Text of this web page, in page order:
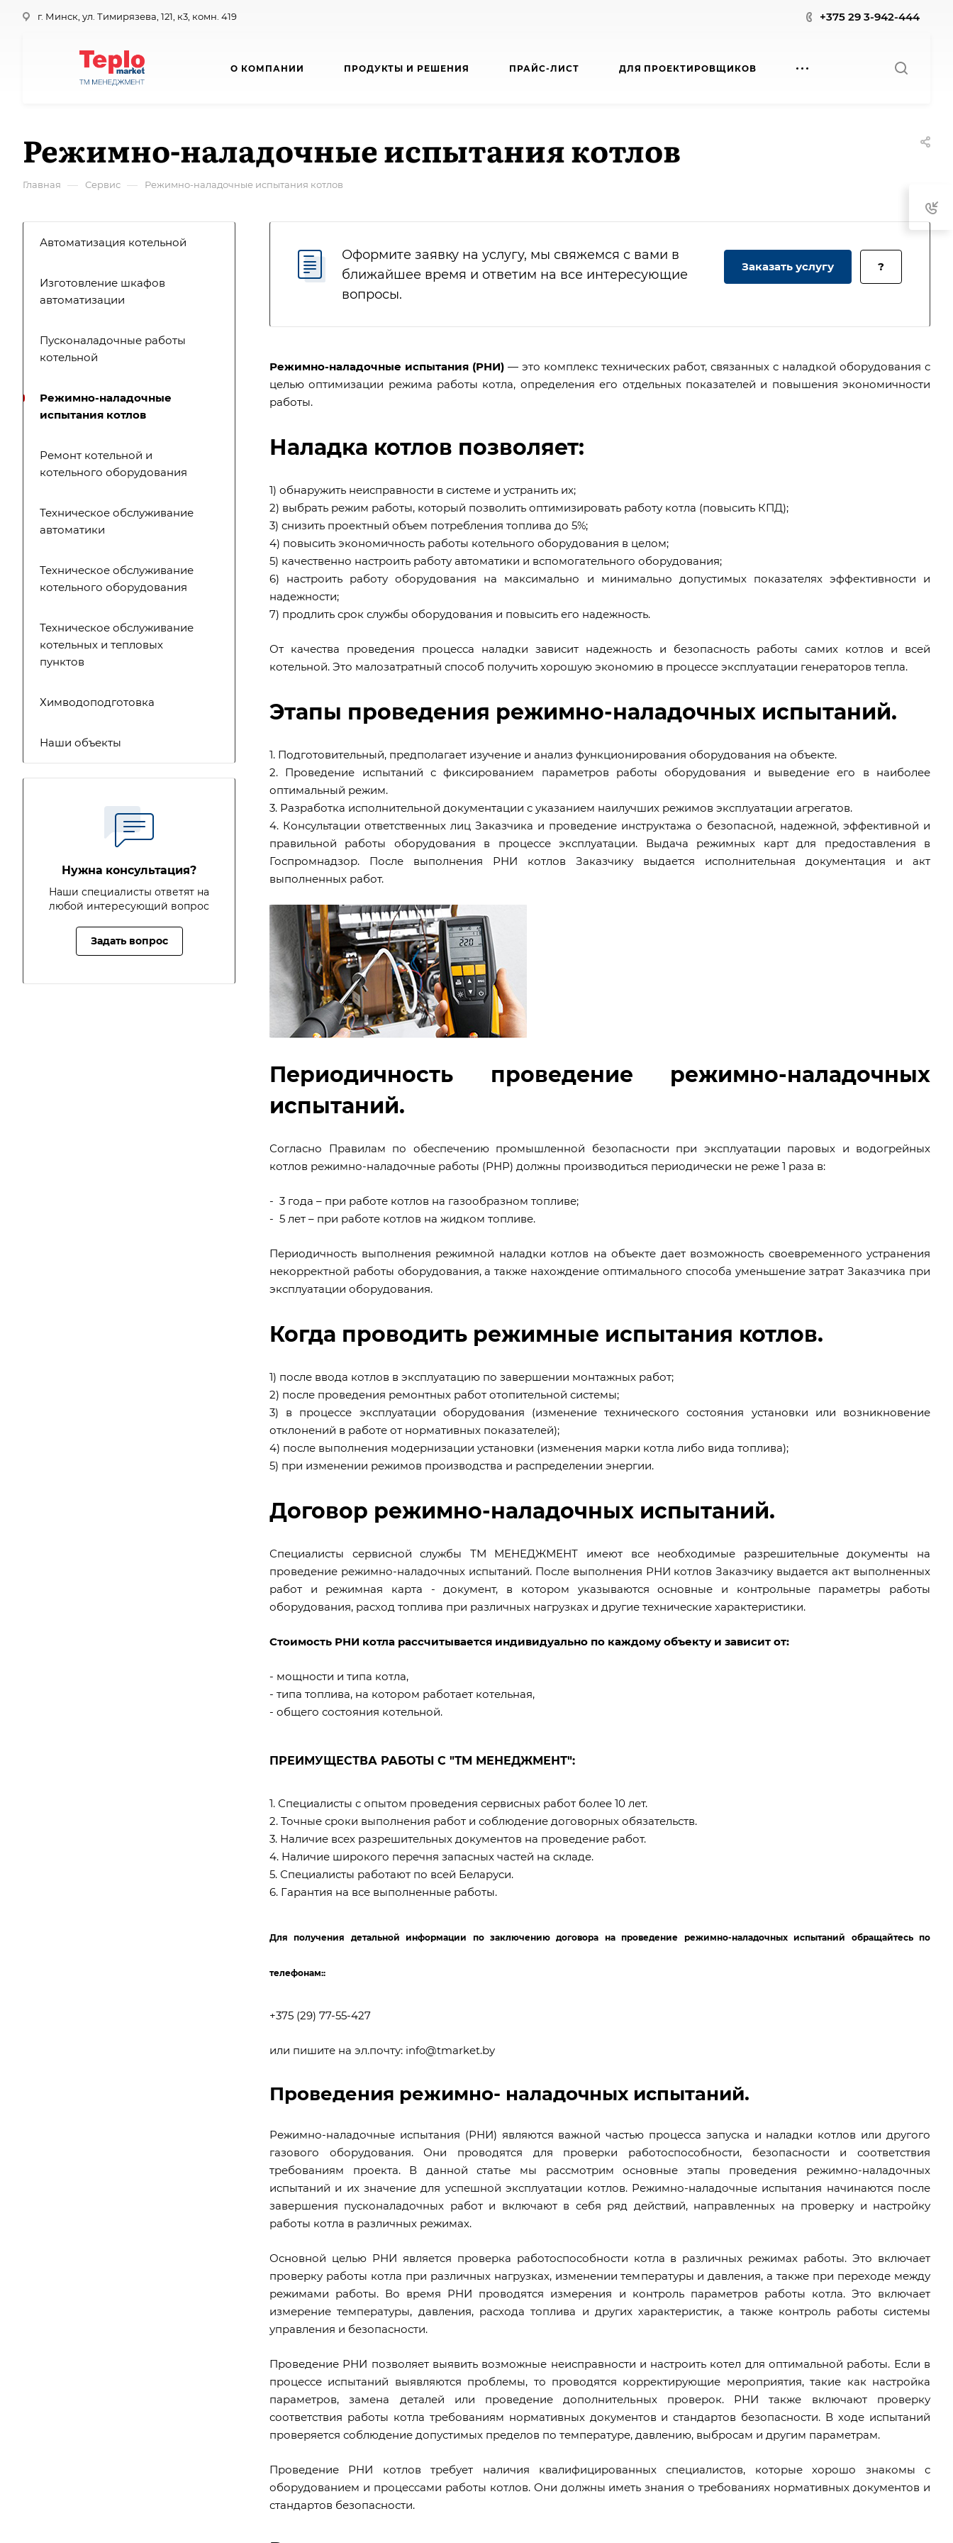
г. Минск, ул. Тимирязева, 121, к3, комн. 419 +375 29 3-942-444
О КОМПАНИИ ПРОДУКТЫ И РЕШЕНИЯ ПРАЙС-ЛИСТ ДЛЯ ПРОЕКТИРОВЩИКОВ
Режимно-наладочные испытания котлов
Главная — Сервис — Режимно-наладочные испытания котлов
Оформите заявку на услугу, мы свяжемся с вами в
ближайшее время и ответим на все интересующие
вопросы.
Заказать услугу ?
Режимно-наладочные испытания (РНИ)— это комплекс технических работ, связанных с наладкой оборудования с
целью оптимизации режима работы котла, определения его отдельных показателей и повышения экономичности
работы.
Наладка котлов позволяет:
1) обнаружить неисправности в системе и устранить их;
2) выбрать режим работы, который позволить оптимизировать работу котла (повысить КПД);
3) снизить проектный объем потребления топлива до 5%;
4) повысить экономичность работы котельного оборудования в целом;
5) качественно настроить работу автоматики и вспомогательного оборудования;
6) настроить работу оборудования на максимально и минимально допустимых показателях эффективности и
надежности;
7) продлить срок службы оборудования и повысить его надежность.
От качества проведения процесса наладки зависит надежность и безопасность работы самих котлов и всей
котельной. Это малозатратный способ получить хорошую экономию в процессе эксплуатации генераторов тепла.
Этапы проведения режимно-наладочных испытаний.
1. Подготовительный, предполагает изучение и анализ функционирования оборудования на объекте.
2. Проведение испытаний с фиксированием параметров работы оборудования и выведение его в наиболее
оптимальный режим.
3. Разработка исполнительной документации с указанием наилучших режимов эксплуатации агрегатов.
4. Консультации ответственных лиц Заказчика и проведение инструктажа о безопасной, надежной, эффективной и
правильной работы оборудования в процессе эксплуатации. Выдача режимных карт для предоставления в
Госпромнадзор. После выполнения РНИ котлов Заказчику выдается исполнительная документация и акт
выполненных работ.
Периодичность проведение режимно-наладочных
испытаний.
Согласно Правилам по обеспечению промышленной безопасности при эксплуатации паровых и водогрейных
котлов режимно-наладочные работы (РНР) должны производиться периодически не реже 1 раза в:
- 3 года – при работе котлов на газообразном топливе;
- 5 лет – при работе котлов на жидком топливе.
Периодичность выполнения режимной наладки котлов на объекте дает возможность своевременного устранения
некорректной работы оборудования, а также нахождение оптимального способа уменьшение затрат Заказчика при
эксплуатации оборудования.
Когда проводить режимные испытания котлов.
1) после ввода котлов в эксплуатацию по завершении монтажных работ;
2) после проведения ремонтных работ отопительной системы;
3) в процессе эксплуатации оборудования (изменение технического состояния установки или возникновение
отклонений в работе от нормативных показателей);
4) после выполнения модернизации установки (изменения марки котла либо вида топлива);
5) при изменении режимов производства и распределении энергии.
Договор режимно-наладочных испытаний.
Специалисты сервисной службы ТМ МЕНЕДЖМЕНТ имеют все необходимые разрешительные документы на
проведение режимно-наладочных испытаний. После выполнения РНИ котлов Заказчику выдается акт выполненных
работ и режимная карта - документ, в котором указываются основные и контрольные параметры работы
оборудования, расход топлива при различных нагрузках и другие технические характеристики.
Стоимость РНИ котла рассчитывается индивидуально по каждому объекту и зависит от:
- мощности и типа котла,
- типа топлива, на котором работает котельная,
- общего состояния котельной.
ПРЕИМУЩЕСТВА РАБОТЫ С "ТМ МЕНЕДЖМЕНТ":
1. Специалисты с опытом проведения сервисных работ более 10 лет.
2. Точные сроки выполнения работ и соблюдение договорных обязательств.
3. Наличие всех разрешительных документов на проведение работ.
4. Наличие широкого перечня запасных частей на складе.
5. Специалисты работают по всей Беларуси.
6. Гарантия на все выполненные работы.
Для получения детальной информации по заключению договора на проведение режимно-наладочных испытаний обращайтесь по
телефонам::
+375 (29) 77-55-427
или пишите на эл.почту: info@tmarket.by
Проведения режимно- наладочных испытаний.
Режимно-наладочные испытания (РНИ) являются важной частью процесса запуска и наладки котлов или другого
газового оборудования. Они проводятся для проверки работоспособности, безопасности и соответствия
требованиям проекта. В данной статье мы рассмотрим основные этапы проведения режимно-наладочных
испытаний и их значение для успешной эксплуатации котлов. Режимно-наладочные испытания начинаются после
завершения пусконаладочных работ и включают в себя ряд действий, направленных на проверку и настройку
работы котла в различных режимах.
Основной целью РНИ является проверка работоспособности котла в различных режимах работы. Это включает
проверку работы котла при различных нагрузках, изменении температуры и давления, а также при переходе между
режимами работы. Во время РНИ проводятся измерения и контроль параметров работы котла. Это включает
измерение температуры, давления, расхода топлива и других характеристик, а также контроль работы системы
управления и безопасности.
Проведение РНИ позволяет выявить возможные неисправности и настроить котел для оптимальной работы. Если в
процессе испытаний выявляются проблемы, то проводятся корректирующие мероприятия, такие как настройка
параметров, замена деталей или проведение дополнительных проверок. РНИ также включают проверку
соответствия работы котла требованиям нормативных документов и стандартов безопасности. В ходе испытаний
проверяется соблюдение допустимых пределов по температуре, давлению, выбросам и другим параметрам.
Проведение РНИ котлов требует наличия квалифицированных специалистов, которые хорошо знакомы с
оборудованием и процессами работы котлов. Они должны иметь знания о требованиях нормативных документов и
стандартов безопасности.
Автоматизация котельной
Изготовление шкафов
автоматизации
Пусконаладочные работы
котельной
Режимно-наладочные
испытания котлов
Ремонт котельной и
котельного оборудования
Техническое обслуживание
автоматики
Техническое обслуживание
котельного оборудования
Техническое обслуживание
котельных и тепловых
пунктов
Химводоподготовка
Наши объекты
Нужна консультация?
Наши специалисты ответят на
любой интересующий вопрос
Задать вопрос